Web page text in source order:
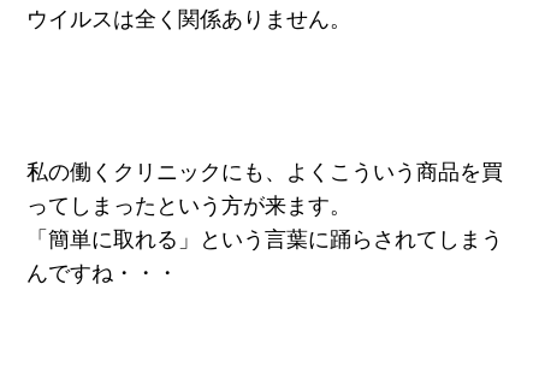
ウイルスは全く関係ありません。
私の働くクリニックにも、よくこういう商品を買
ってしまったという方が来ます。
「簡単に取れる」という言葉に踊らされてしまう
んですね・・・